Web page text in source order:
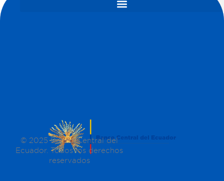
© 2025 Banco Central del
Ecuador. Todos los derechos
reservados